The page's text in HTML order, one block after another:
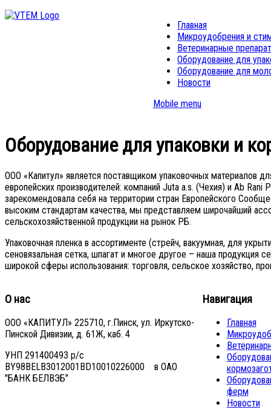
Главная
Микроудобрения и
Ветеринарные
Оборудование для
Оборудование для
Новости
Mobile menu
Оборудование для упаковки и
ООО «Капитул» является поставщиком упаковочных материалов
европейских производителей: компаний Juta a.s. (Чехия) и Ab Rani
зарекомендовала себя на территории стран Европейского
высоким стандартам качества, мы представляем широчайший
сельскохозяйственной продукции на рынок РБ.
Упаковочная пленка в ассортименте (стрейч, вакуумная, для
сеновязальная сетка, шпагат и многое другое – наша продукция
широкой сферы использования: торговля, сельское хозяйство,
О нас
ООО «КАПИТУЛ» 225710, г.Пинск, ул. Иркутско-
Пинской Дивизии, д. 61Ж, каб. 4
УНП 291400493 р/с
BY98BELB3012001BD10010226000 в ОАО
"БАНК БЕЛВЭБ"
Навигация
Главная
ферм
Новости